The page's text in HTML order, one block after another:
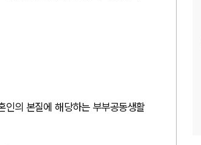
인의 본질에 해당하는 부부공동생활